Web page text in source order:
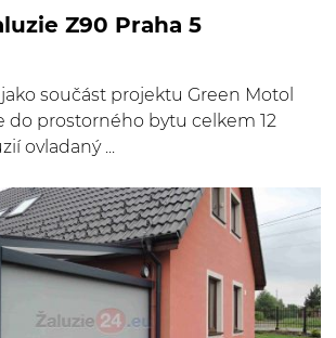
Z90 Praha 5
součást projektu Green Motol
do prostorného bytu celkem 12
ovladaný ...